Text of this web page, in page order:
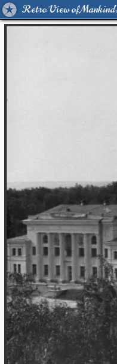
Retro View of